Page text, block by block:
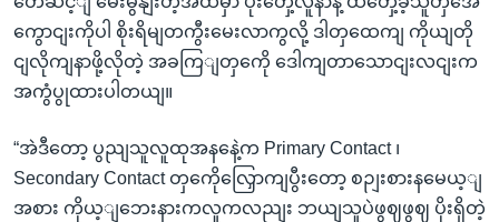
ကွောငျးကိုပါ စိုးရိမျတကွီးမေးလာကွလို့ ဒါတှထေကျ ကိုယျတို
ငျလိုကျနာဖို့လိုတဲ့ အခကြျတှကေို ဒေါကျတာသောငျးလငျးက
အကွံပွုထားပါတယျ။
“အဲဒီတော့ ပွညျသူလူထုအနနေဲ့က Primary Contact ၊
Secondary Contact တှကေိုလြှောကျပွီးတော့ စဉျးစားနမေယ့ျ
အစား ကိုယ့ျဘေးနားကလူကလညျး ဘယျသူပဲဖွဈဖွဈ ပိုးရှိတဲ့